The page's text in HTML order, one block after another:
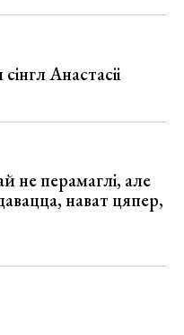
Анастасіі
не перамаглі, але
нават цяпер,